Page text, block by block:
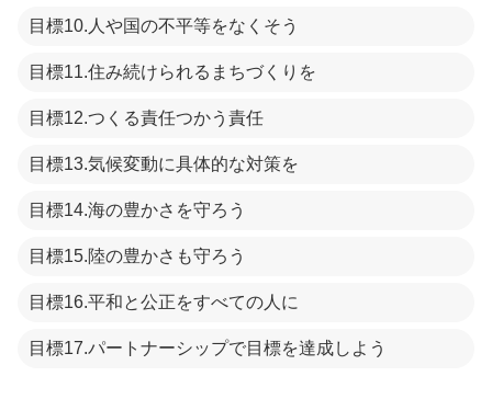
目標10.人や国の不平等をなくそう
目標11.住み続けられるまちづくりを
目標12.つくる責任つかう責任
目標13.気候変動に具体的な対策を
目標14.海の豊かさを守ろう
目標15.陸の豊かさも守ろう
目標16.平和と公正をすべての人に
目標17.パートナーシップで目標を達成しよう